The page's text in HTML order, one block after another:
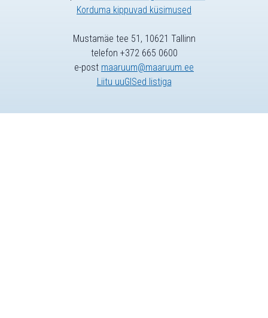
Korduma kippuvad küsimused
Mustamäe tee 51, 10621 Tallinn
telefon +372 665 0600
e-post maaruum@maaruum.ee
Liitu uuGISed listiga